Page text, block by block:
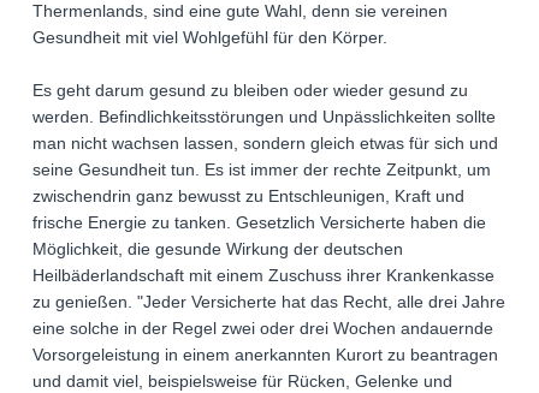
Thermenlands, sind eine gute Wahl, denn sie vereinen
Gesundheit mit viel Wohlgefühl für den Körper.
Es geht darum gesund zu bleiben oder wieder gesund zu
werden. Befindlichkeitsstörungen und Unpässlichkeiten sollte
man nicht wachsen lassen, sondern gleich etwas für sich und
seine Gesundheit tun. Es ist immer der rechte Zeitpunkt, um
zwischendrin ganz bewusst zu Entschleunigen, Kraft und
frische Energie zu tanken. Gesetzlich Versicherte haben die
Möglichkeit, die gesunde Wirkung der deutschen
Heilbäderlandschaft mit einem Zuschuss ihrer Krankenkasse
zu genießen. "Jeder Versicherte hat das Recht, alle drei Jahre
eine solche in der Regel zwei oder drei Wochen andauernde
Vorsorgeleistung in einem anerkannten Kurort zu beantragen
und damit viel, beispielsweise für Rücken, Gelenke und